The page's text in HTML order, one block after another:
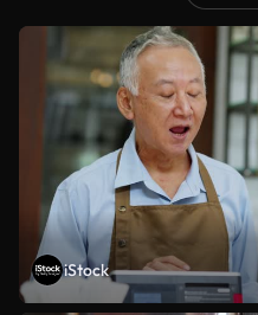
iStock